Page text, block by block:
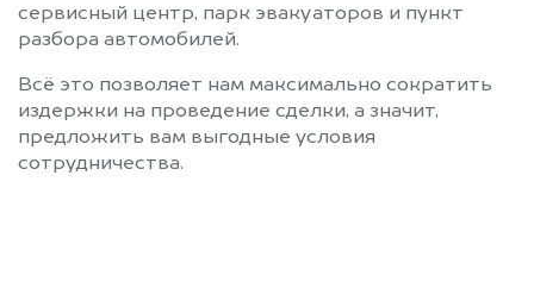
сервисный центр, парк эвакуаторов и пункт
разбора автомобилей.
Всё это позволяет нам максимально сократить
издержки на проведение сделки, а значит,
предложить вам выгодные условия
сотрудничества.